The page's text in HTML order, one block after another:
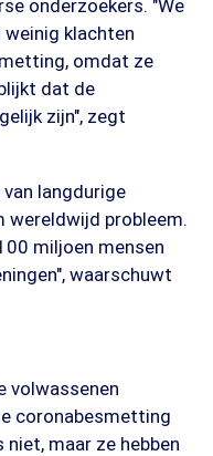
onderzoekers. "We
klachten
omdat ze
dat de
zijn", zegt
langdurige
wereldwijd probleem.
miljoen mensen
waarschuwt
volwassenen
coronabesmetting
maar ze hebben